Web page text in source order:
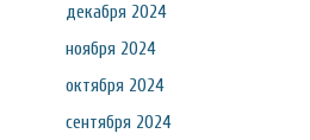
декабря 2024
ноября 2024
октября 2024
сентября 2024